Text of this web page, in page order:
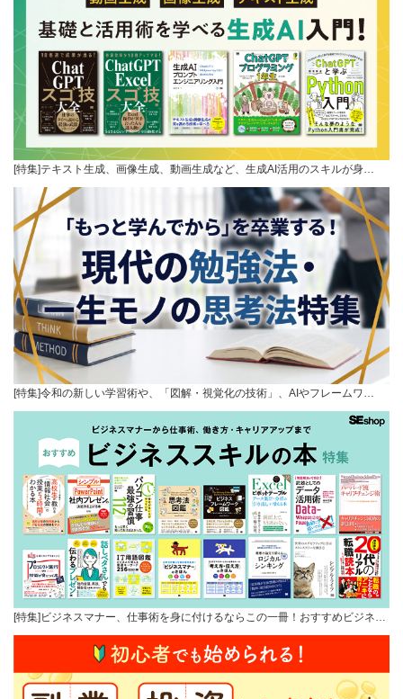
[特集]テキスト生成、画像生成、動画生成など、生成AI活用のスキルが身…
[特集]令和の新しい学習術や、「図解・視覚化の技術」、AIやフレームワ…
[特集]ビジネスマナー、仕事術を身に付けるならこの一冊！おすすめビジネ…